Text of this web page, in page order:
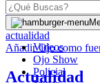
Videos
Ojo Show
Policial
OJO
actualidad
AñadirOjocomo
Actualidad